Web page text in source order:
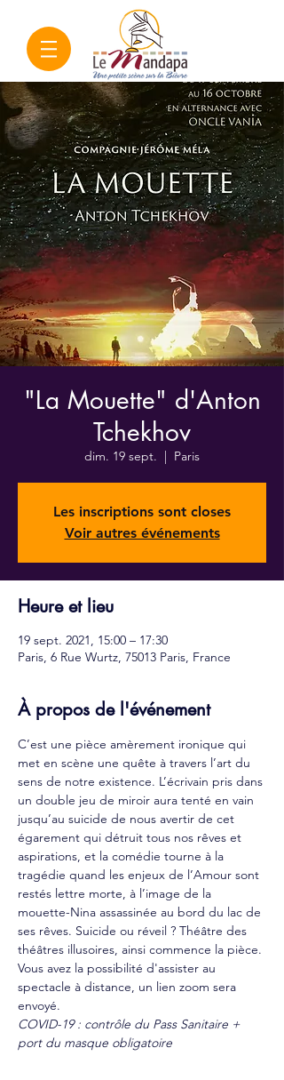
"La Mouette" d'Anton
Tchekhov
dim. 19 sept.
  |
Paris
Les inscriptions sont closes
Voir autres événements
Heure et lieu
19 sept. 2021, 15:00 – 17:30
Paris, 6 Rue Wurtz, 75013 Paris, France
À propos de l'événement
C’est une pièce amèrement ironique qui
met en scène une quête à travers l’art du
sens de notre existence. L’écrivain pris dans
un double jeu de miroir aura tenté en vain
jusqu’au suicide de nous avertir de cet
égarement qui détruit tous nos rêves et
aspirations, et la comédie tourne à la
tragédie quand les enjeux de l’Amour sont
restés lettre morte, à l’image de la
mouette-Nina assassinée au bord du lac de
ses rêves. Suicide ou réveil ? Théâtre des
théâtres illusoires, ainsi commence la pièce.
Vous avez la possibilité d'assister au
spectacle à distance, un lien zoom sera
envoyé.
COVID-19 : contrôle du Pass Sanitaire +
port du masque obligatoire